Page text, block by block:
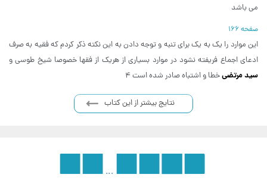
می باشد
صفحه 166
این موارد را یک به یک برای تنبه و توجه دادن به این نکته ذکر کردم که فقیه به صرف
ادعای اجماع فریفته نشود در موارد بسیاری از هریک از فقها خصوصا شیخ طوسی و
سید مرتضیخطا و اشتباه صادر شده است 4
نتایج بیشتر از این کتاب
...